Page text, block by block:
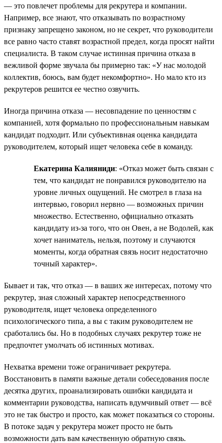
— это повлечет проблемы для рекрутера и компании.
Например, все знают, что отказывать по возрастному
признаку запрещено законом, но не секрет, что руководители
все равно часто ставят возрастной предел, когда просят найти
специалиста. В таком случае истинная причина отказа в
вежливой форме звучала бы примерно так: «У нас молодой
коллектив, боюсь, вам будет некомфортно». Но мало кто из
рекрутеров решится ее честно озвучить.
Иногда причина отказа — несовпадение по ценностям с
компанией, хотя формально по профессиональным навыкам
кандидат подходит. Или субъективная оценка кандидата
руководителем, который ищет человека себе в команду.
Екатерина Калияниди: «Отказ может быть связан с
тем, что кандидат не понравился руководителю на
уровне личных ощущений. Не смотрел в глаза на
интервью, говорил нервно — возможных причин
множество. Естественно, официально отказать
кандидату из-за того, что он Овен, а не Водолей, как
хочет наниматель, нельзя, поэтому и случаются
моменты, когда обратная связь носит недостаточно
точный характер».
Бывает и так, что отказ — в ваших же интересах, потому что
рекрутер, зная сложный характер непосредственного
руководителя, ищет человека определенного
психологического типа, а вы с таким руководителем не
сработались бы. Но в подобных случаях рекрутер тоже не
предпочтет умолчать об истинных мотивах.
Нехватка времени тоже ограничивает рекрутера.
Восстановить в памяти важные детали собеседования после
десятка других, проанализировать ошибки кандидата и
комментарии руководства, написать вдумчивый ответ — всё
это не так быстро и просто, как может показаться со стороны.
В потоке задач у рекрутера может просто не быть
возможности дать вам качественную обратную связь.